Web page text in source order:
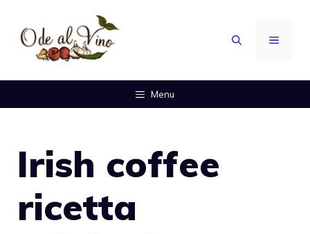
contenuto
MENU
Menu
Irish coffee
ricetta